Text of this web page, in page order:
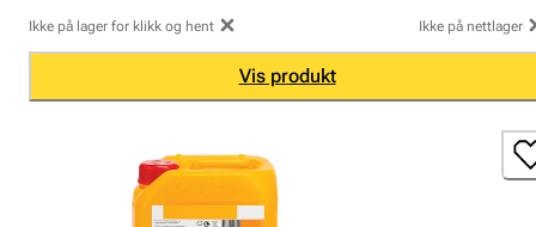
Ikke på lager for klikk og hent Ikke på nettlager
Vis produkt